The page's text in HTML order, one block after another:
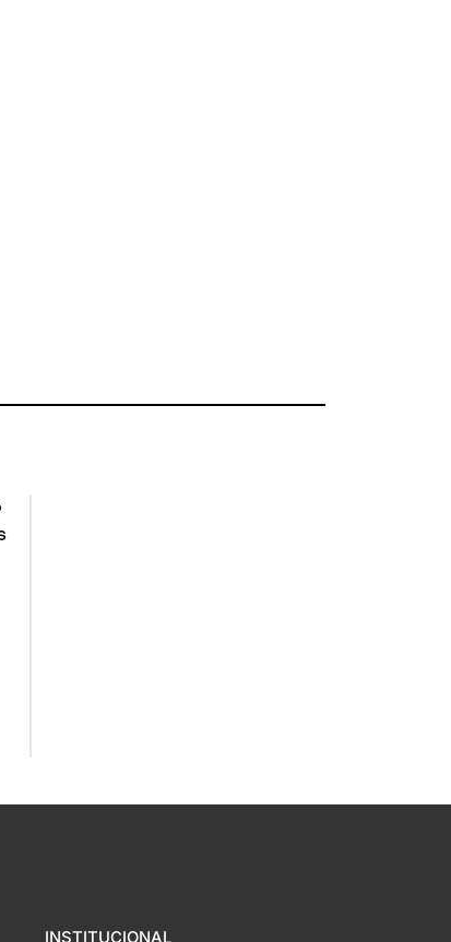
INSTITUCIONAL